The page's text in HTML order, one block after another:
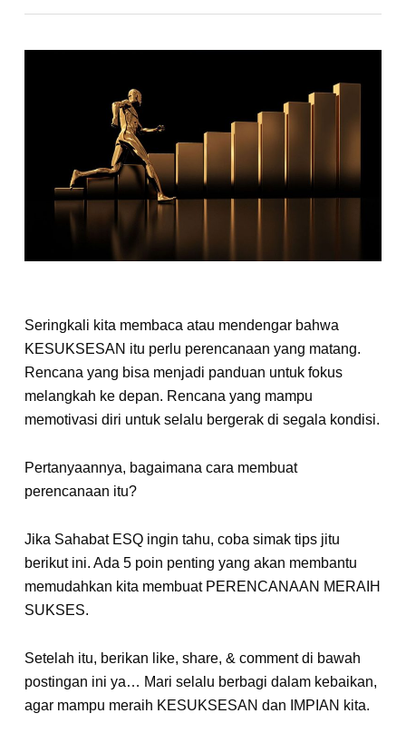
Seringkali kita membaca atau mendengar bahwa
KESUKSESAN itu perlu perencanaan yang matang.
Rencana yang bisa menjadi panduan untuk fokus
melangkah ke depan. Rencana yang mampu
memotivasi diri untuk selalu bergerak di segala kondisi.
Pertanyaannya, bagaimana cara membuat
perencanaan itu?
Jika Sahabat ESQ ingin tahu, coba simak tips jitu
berikut ini. Ada 5 poin penting yang akan membantu
memudahkan kita membuat PERENCANAAN MERAIH
SUKSES.
Setelah itu, berikan like, share, & comment di bawah
postingan ini ya… Mari selalu berbagi dalam kebaikan,
agar mampu meraih KESUKSESAN dan IMPIAN kita.